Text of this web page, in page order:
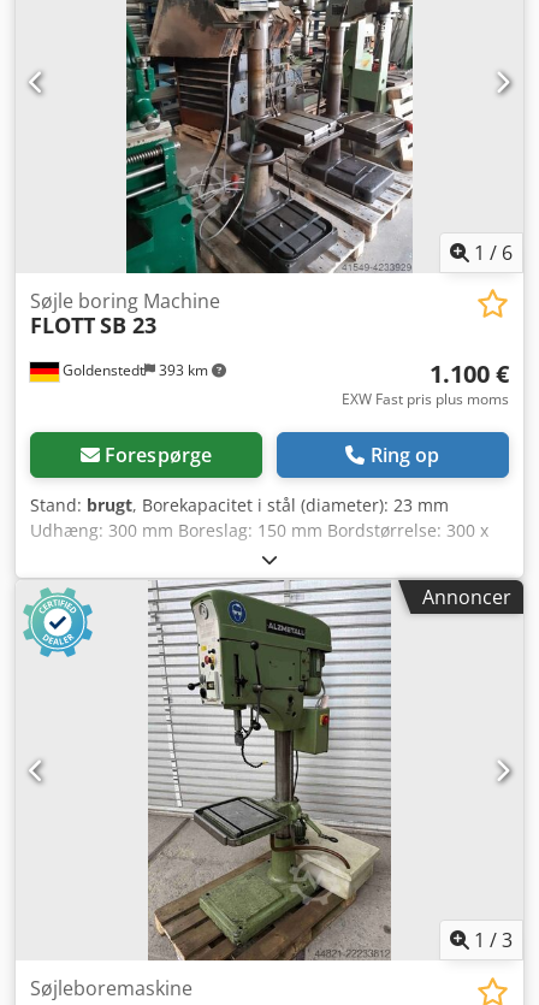
1 / 6
Goldenstedt 393 km
Søjle boring Machine
FLOTTSB 23
1.100 €
EXW Fast pris plus moms
Forespørge Ring op
Stand: brugt, Borekapacitet i stål (diameter): 23 mm
Udhæng: 300 mm Boreslag: 150 mm Bordstørrelse: 300 x
410 mm Dodpfx Aefbh Aljcijkr Spindeloptagelse: MK 2
Samlet effektbehov: 1,4 kW Maskinvægt ca.: 315 kg
Pladsbehov ca.: 700 x 900 x 1900 mm Maskinen er væltet. I
den forbindelse er et dæksel af plade og 2 håndtag på
krydsgrebet brækket af. Rundløb er testet og er i orden.
Funktionsvideo tilgængelig. Maskinen kan besigtiges og
afprøves på stedet.
Annoncer
1 /3
Søjleboremaskine